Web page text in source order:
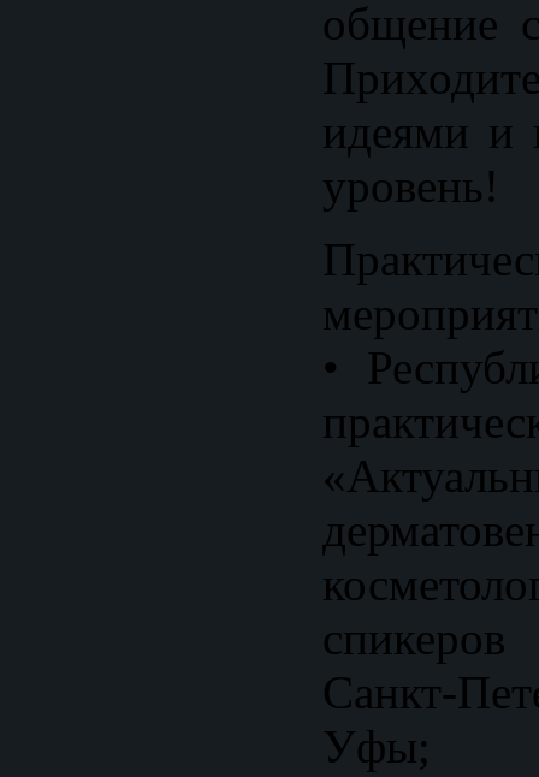
общение
идеями и
уровень!
•
Санкт-
Уфы;